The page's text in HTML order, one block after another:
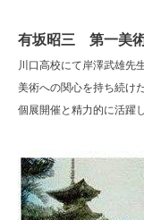
有坂昭三 第一美
川口高校にて岸澤武雄先
美術への関心を持ち続け
個展開催と精力的に活躍